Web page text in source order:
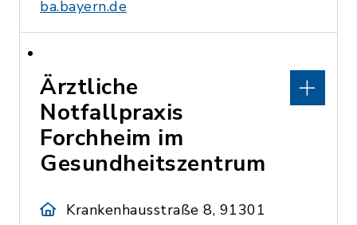
ba.bayern.de
Ärztliche
Notfallpraxis
Forchheim im
Gesundheitszentrum
Krankenhausstraße 8, 91301